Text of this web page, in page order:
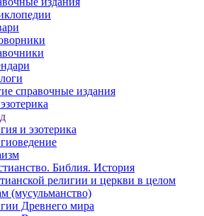
справочные издания
и эзотерика
Библия. История
религии и церкви в целом
(мусульманство)
Древнего мира